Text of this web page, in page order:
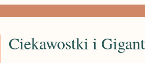
Ciekawostki i